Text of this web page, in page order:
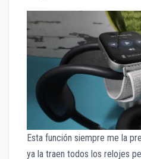
Esta función siempre me la
ya la traen todos los relojes